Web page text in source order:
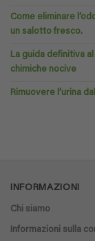
Come eliminare
un salotto fresco.
La guida definitiva
chimiche nocive
Rimuovere l’urina
INFORMAZIONI
Chi siamo
Informazioni sulla